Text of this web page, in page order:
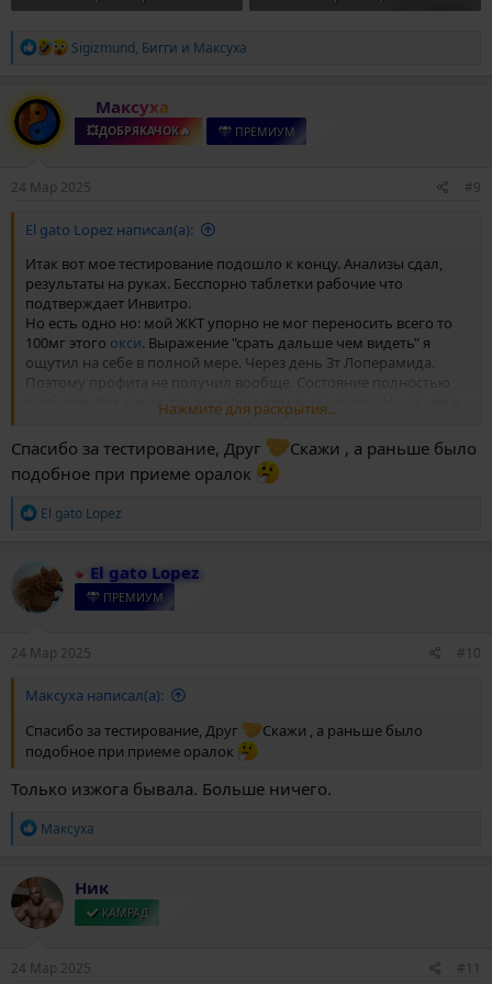
Р
ц
и
Sigizmund, Бигги и Максуха
Максуха
💥ДОБРЯКАЧОК🔥 ПРЕМИУМ
24 Мар 2025 #9
El gato Lopez написал(а):
Итак вот мое тестирование подошло к концу. Анализы сдал,
результаты на руках. Бесспорно таблетки рабочие что
подтверждает Инвитро.
Но есть одно но: мой ЖКТ упорно не мог переносить всего то
100мг этого окси. Выражение "срать дальше чем видеть" я
ощутил на себе в полной мере. Через день 3т Лоперамида.
Поэтому профита не получил вообще. Состояние полностью
разбитое. Вот как то так. Ну и бонусом ещё изжога. Ну на нее я
уже внимания не обращал даже.
Таблетки рекомендую но только если ваш ЖКТ переваривает
болты с гвоздями.
Нажмите для раскрытия...
Спасибо за тестирование, Друг
Скажи , а раньше было
подобное при приеме оралок
Р
к
ц
и
El gato Lopez
El gato Lopez
ПРЕМИУМ
24 Мар 2025 #10
Максуха написал(а):
Спасибо за тестирование, Друг
Скажи , а раньше было
подобное при приеме оралок
Только изжога бывала. Больше ничего.
Р
к
ц
и
и
Максуха
Ник
КАМРАД
24 Мар 2025 #11